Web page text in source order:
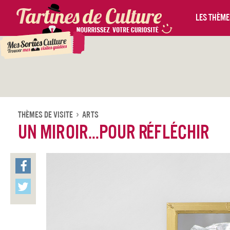
Les
Thèmes De Visite Arts
Un miroir…pour réfléchir